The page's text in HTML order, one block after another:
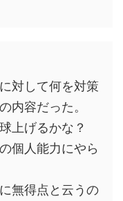
対して何を対策
内容だった。
上げるかな？
個人能力にやら
無得点と云うの